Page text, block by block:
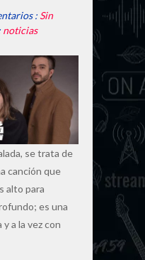
: Sin
noticias
se trata de
canción que
alto para
es una
a la vez con